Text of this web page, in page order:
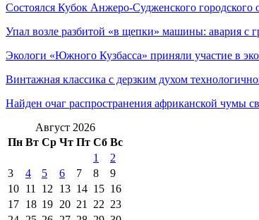
Состоялся Кубок Анжеро-Судженского
Упал возле разбитой «в щепки» машины: авария с
Экологи «Южного Кузбасса» приняли участие в
Винтажная классика с дерзким духом
Найден очаг распространения африканской чумы
Август 2026
Пн Вт Ср Чт Пт Сб Вс
1
2
3
4 5 6 7 8
9
10 11 12 13 14 15 16
17 18 19 20 21 22 23